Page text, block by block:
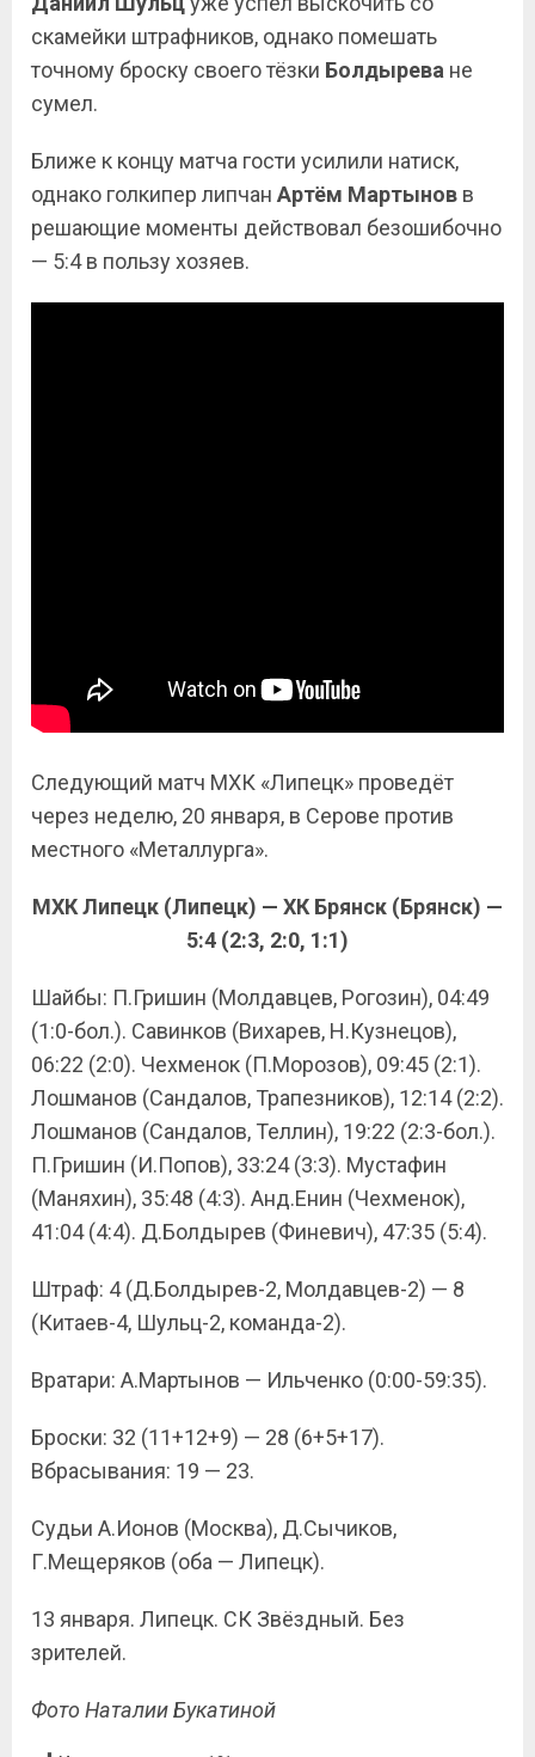
скамейки штрафников, однако помешать
точному броску своего тёзки Болдырева не
сумел.
Ближе к концу матча гости усилили натиск,
однако голкипер липчан Артём Мартынов в
решающие моменты действовал безошибочно
— 5:4 в пользу хозяев.
Следующий матч МХК «Липецк» проведёт
через неделю, 20 января, в Серове против
местного «Металлурга».
МХК Липецк (Липецк) — ХК Брянск (Брянск) —
5:4 (2:3, 2:0, 1:1)
Шайбы: П.Гришин (Молдавцев, Рогозин), 04:49
(1:0-бол.). Савинков (Вихарев, Н.Кузнецов),
06:22 (2:0). Чехменок (П.Морозов), 09:45 (2:1).
Лошманов (Сандалов, Трапезников), 12:14 (2:2).
Лошманов (Сандалов, Теллин), 19:22 (2:3-бол.).
П.Гришин (И.Попов), 33:24 (3:3). Мустафин
(Маняхин), 35:48 (4:3). Анд.Енин (Чехменок),
41:04 (4:4). Д.Болдырев (Финевич), 47:35 (5:4).
Штраф: 4 (Д.Болдырев-2, Молдавцев-2) — 8
(Китаев-4, Шульц-2, команда-2).
Вратари: А.Мартынов — Ильченко (0:00-59:35).
Броски: 32 (11+12+9) — 28 (6+5+17).
Вбрасывания: 19 — 23.
Судьи А.Ионов (Москва), Д.Сычиков,
Г.Мещеряков (оба — Липецк).
13 января. Липецк. СК Звёздный. Без
зрителей.
Фото Наталии Букатиной